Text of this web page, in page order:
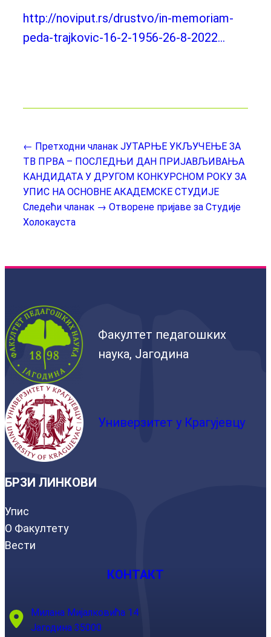
http://noviput.rs/drustvo/in-memoriam-
peda-trajkovic-16-2-1956-26-8-2022…
← Претходни чланак ЈУТАРЊЕ УКЉУЧЕЊЕ ЗА
ТВ ПРВА – ПОСЛЕДЊИ ДАН ПРИЈАВЉИВАЊА
КАНДИДАТА У ДРУГОМ КОНКУРСНОМ РОКУ ЗА
УПИС НА ОСНОВНЕ АКАДЕМСКЕ СТУДИЈЕ
Следећи чланак → Отворене пријаве за Студије
Холокауста
Факултет педагошких
наука, Јагодина
Универзитет у Крагујевцу
БРЗИ ЛИНКОВИ
Упис
О Факултету
Вести
КОНТАКТ
Милана Мијалковића 14
Јагодина 35000